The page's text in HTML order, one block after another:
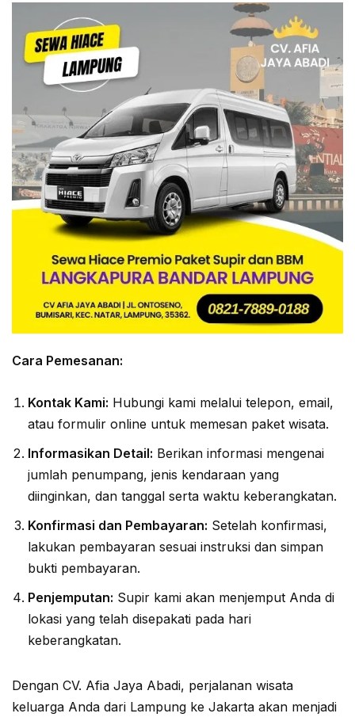
Cara Pemesanan:
Kontak Kami: Hubungi kami melalui telepon, email,
atau formulir online untuk memesan paket wisata.
Informasikan Detail: Berikan informasi mengenai
jumlah penumpang, jenis kendaraan yang
diinginkan, dan tanggal serta waktu keberangkatan.
Konfirmasi dan Pembayaran: Setelah konfirmasi,
lakukan pembayaran sesuai instruksi dan simpan
bukti pembayaran.
Penjemputan: Supir kami akan menjemput Anda di
lokasi yang telah disepakati pada hari
keberangkatan.
Dengan CV. Afia Jaya Abadi, perjalanan wisata
keluarga Anda dari Lampung ke Jakarta akan menjadi